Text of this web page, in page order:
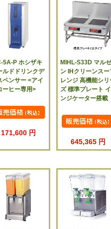
5A-P ホシザキ
ルドドリンクデ
ペンサー <アイ
ーヒー専用>
171,600 円
MIHL-S33D マル
ン IHクリーンスー
レンジ 高機能シリ
ズ 標準プレート イ
ンジケーター搭載
645,365 円